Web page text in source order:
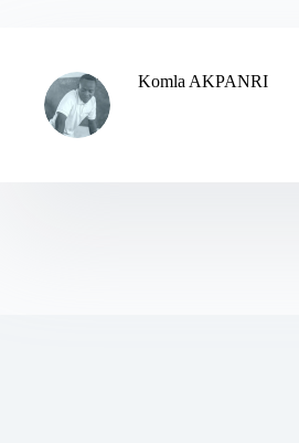
Komla AKPANRI